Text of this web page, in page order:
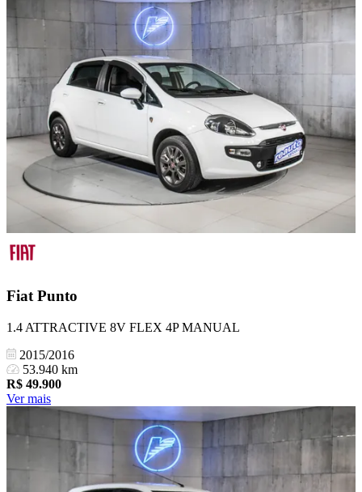
Fiat Punto
1.4 ATTRACTIVE 8V FLEX 4P MANUAL
2015/2016
53.940 km
R$ 49.900
Ver mais